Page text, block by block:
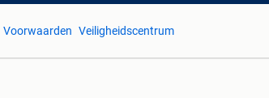
Voorwaarden Veiligheidscentrum